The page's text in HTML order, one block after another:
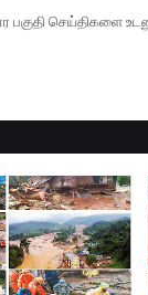
பகுதி செய்திகளை